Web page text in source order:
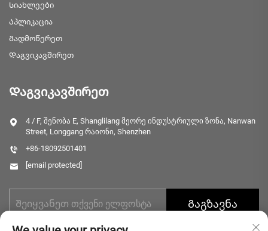
Სიახლეები
Აპლიკაცია
Გადმოწერეთ
Დაგვიკავშირეთ
Დაგვიკავშირეთ
4 / F, შენობა E, Shanglilang მეორე ინდუსტრიული ზონა, Nanwan
Street, Longgang რაიონი, Shenzhen
+86-18092501401
[email protected]
Გაგზავნა